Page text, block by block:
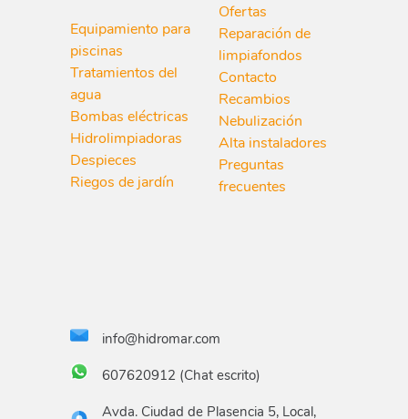
Equipamiento para
piscinas
Tratamientos del
agua
Bombas eléctricas
Hidrolimpiadoras
Despieces
Riegos de jardín
Ofertas
Reparación de
limpiafondos
Contacto
Recambios
Nebulización
Alta instaladores
Preguntas
frecuentes
info@hidromar.com
607620912 (Chat escrito)
Avda. Ciudad de Plasencia 5, Local,